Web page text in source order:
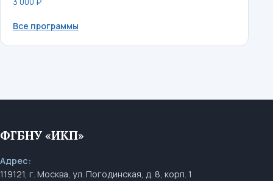
Все программы
ФГБНУ «ИКП»
Адрес:
119121, г. Москва, ул. Погодинская, д. 8, корп. 1